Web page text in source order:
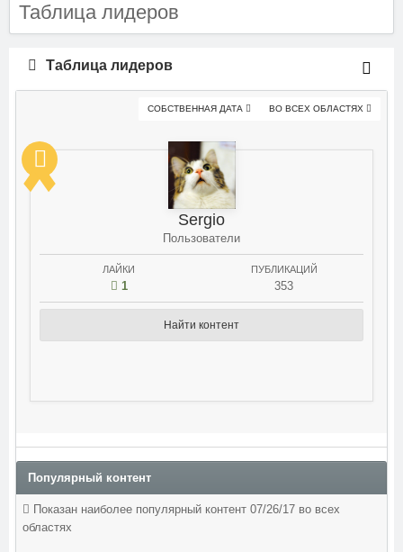
Таблица лидеров
Таблица лидеров
ВО ВСЕХ ОБЛАСТЯХ
СОБСТВЕННАЯ ДАТА
Sergio
Пользователи
ЛАЙКИ
1
ПУБЛИКАЦИЙ
353
Найти контент
Популярный контент
Показан наиболее популярный контент 07/26/17 во всех
областях